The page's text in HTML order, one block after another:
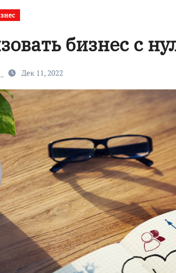
бизнес с
Дек 11, 2022